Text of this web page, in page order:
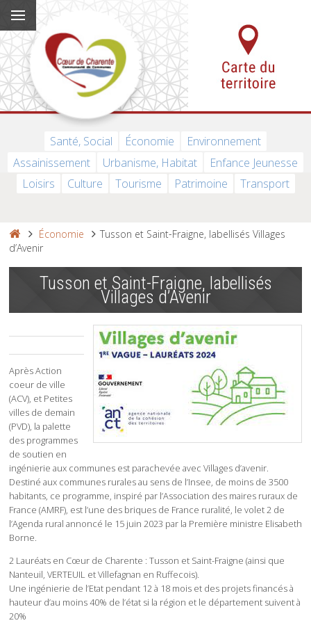
Santé, Social Économie
Environnement
Assainissement
Urbanisme, Habitat
Enfance Jeunesse
Loisirs
Culture Tourisme Patrimoine Transport
Économie
Tusson et Saint-Fraigne, labellisés Villages
d’Avenir
Tusson et Saint-Fraigne, labellisés
Villages d’Avenir
Après Action
coeur de ville
(ACV), et Petites
villes de demain
(PVD), la palette
des programmes
de soutien en
ingénierie aux communes est parachevée avec Villages d’avenir.
Destiné aux communes rurales au sens de l’Insee, de moins de 3500
habitants, ce programme, inspiré par l’Association des maires ruraux de
France (AMRF), est l’une des briques de France ruralité, le volet 2 de
l’Agenda rural annoncé le 15 juin 2023 par la Première ministre Elisabeth
Borne.
2 Lauréats en Cœur de Charente : Tusson et Saint-Fraigne (ainsi que
Nanteuil, VERTEUIL et Villefagnan en Ruffecois).
Une ingénierie de l’Etat pendant 12 à 18 mois et des projets financés à
hauteur d’au moins 40% de l’état si la région et le département suivent à
20%